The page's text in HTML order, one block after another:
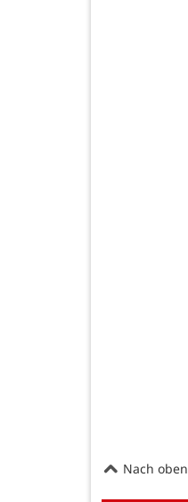
Nach oben